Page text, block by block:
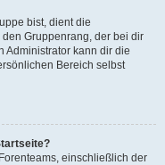
bist, dient die
Gruppenrang, der bei dir
Administrator kann dir die
Bereich selbst
einschließlich der